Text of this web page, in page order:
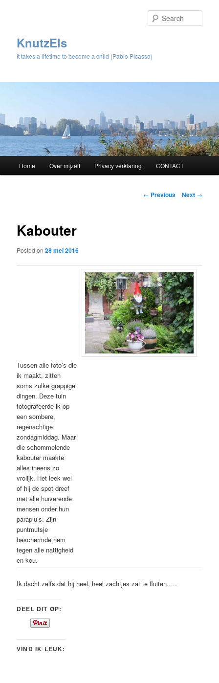
KnutzEls
It takes a lifetime to become a child (Pablo Picasso)
Skip
content
Home Over mijzelf Privacy verklaring CONTACT
Post
← Previous Next →
Kabouter
Posted on28 mei 2016
Tussen alle foto’s die
ik maakt, zitten
soms zulke grappige
dingen. Deze tuin
fotografeerde ik op
een sombere,
regenachtige
zondagmiddag. Maar
die schommelende
kabouter maakte
alles ineens zo
vrolijk. Het leek wel
of hij de spot dreef
met alle huiverende
mensen onder hun
paraplu’s. Zijn
puntmutsje
beschermde hem
tegen alle nattigheid
en kou.
Ik dacht zelfs dat hij heel, heel zachtjes zat te fluiten…..
DEEL DIT OP:
VIND IK LEUK: